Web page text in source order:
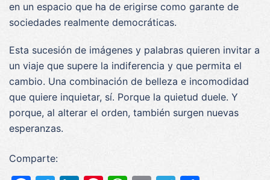
en un espacio que ha de erigirse como garante de
sociedades realmente democráticas.
Esta sucesión de imágenes y palabras quieren invitar a
un viaje que supere la indiferencia y que permita el
cambio. Una combinación de belleza e incomodidad
que quiere inquietar, sí. Porque la quietud duele. Y
porque, al alterar el orden, también surgen nuevas
esperanzas.
Comparte: